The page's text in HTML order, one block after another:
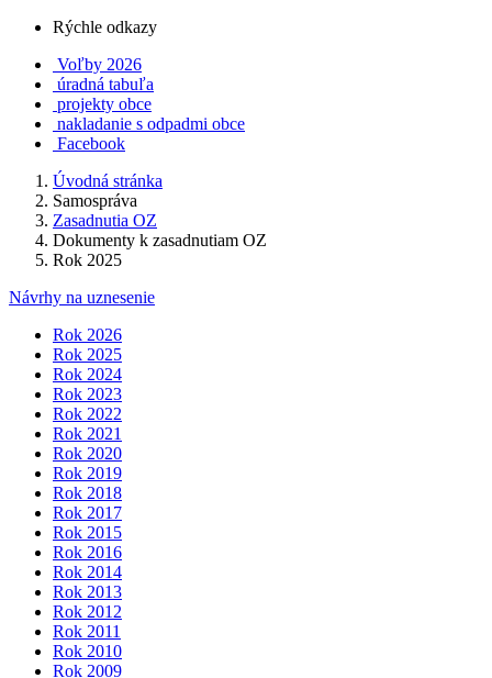
Rýchle odkazy
Voľby 2026
úradná tabuľa
projekty obce
nakladanie s odpadmi obce
Facebook
Úvodná stránka
Samospráva
Zasadnutia OZ
Dokumenty k zasadnutiam OZ
Rok 2025
Návrhy na uznesenie
Rok 2026
Rok 2025
Rok 2024
Rok 2023
Rok 2022
Rok 2021
Rok 2020
Rok 2019
Rok 2018
Rok 2017
Rok 2015
Rok 2016
Rok 2014
Rok 2013
Rok 2012
Rok 2011
Rok 2010
Rok 2009